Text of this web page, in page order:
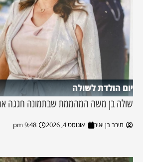
יום הולדת לשולה
שולה בן משה המהממת שבתמונה חגגה
מירב בן יאיר אוגוסט 4, 2026 9:48 pm